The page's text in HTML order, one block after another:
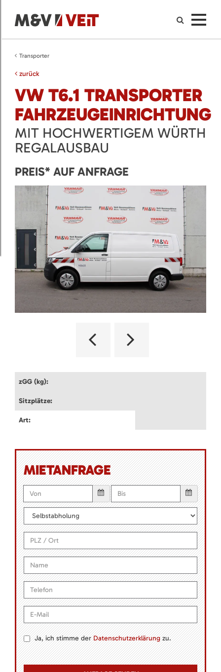
Transporter
zurück
VW T6.1 TRANSPORTER
FAHRZEUGEINRICHTUNG
MIT HOCHWERTIGEM WÜRTH
REGALAUSBAU
PREIS* AUF ANFRAGE
zGG (kg):
Sitzplätze:
Art:
MIETANFRAGE
Ja, ich stimme derDatenschutzerklärungzu.